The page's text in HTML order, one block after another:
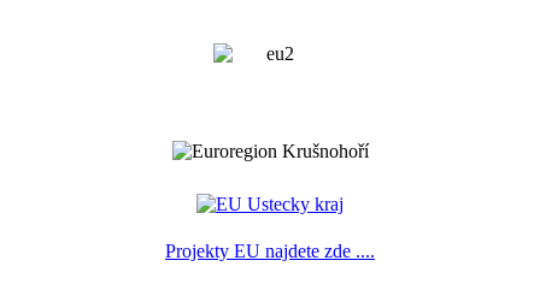
Projekty EU najdete zde ....